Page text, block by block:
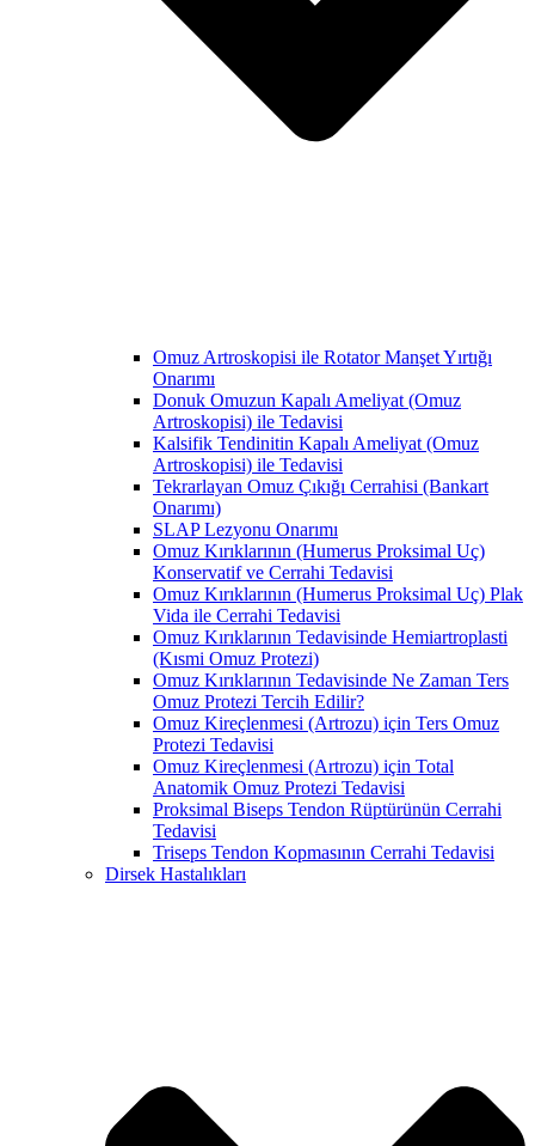
Omuz Artroskopisi ile Rotator Manşet Yırtığı
Onarımı
Donuk Omuzun Kapalı Ameliyat (Omuz
Artroskopisi) ile Tedavisi
Kalsifik Tendinitin Kapalı Ameliyat (Omuz
Artroskopisi) ile Tedavisi
Tekrarlayan Omuz Çıkığı Cerrahisi (Bankart
Onarımı)
SLAP Lezyonu Onarımı
Omuz Kırıklarının (Humerus Proksimal Uç)
Konservatif ve Cerrahi Tedavisi
Omuz Kırıklarının (Humerus Proksimal Uç) Plak
Vida ile Cerrahi Tedavisi
Omuz Kırıklarının Tedavisinde Hemiartroplasti
(Kısmi Omuz Protezi)
Omuz Kırıklarının Tedavisinde Ne Zaman Ters
Omuz Protezi Tercih Edilir?
Omuz Kireçlenmesi (Artrozu) için Ters Omuz
Protezi Tedavisi
Omuz Kireçlenmesi (Artrozu) için Total
Anatomik Omuz Protezi Tedavisi
Proksimal Biseps Tendon Rüptürünün Cerrahi
Tedavisi
Triseps Tendon Kopmasının Cerrahi Tedavisi
Dirsek Hastalıkları